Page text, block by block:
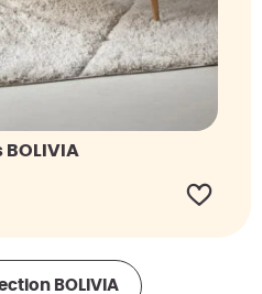
BOLIVIA